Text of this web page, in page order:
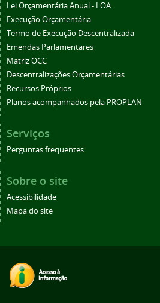
Lei Orçamentária Anual - LOA
Execução Orçamentária
Termo de Execução Descentralizada
Emendas Parlamentares
Matriz OCC
Descentralizações Orçamentárias
Recursos Próprios
Planos acompanhados pela PROPLAN
Serviços
Perguntas frequentes
Sobre o site
Acessibilidade
Mapa do site